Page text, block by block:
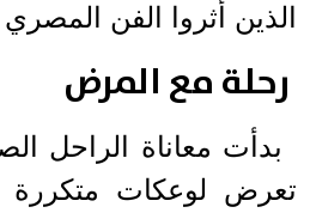
الذين أثروا الفن
رحلة مع المرض
بدأت معاناة الراحل
تعرض لوعكات